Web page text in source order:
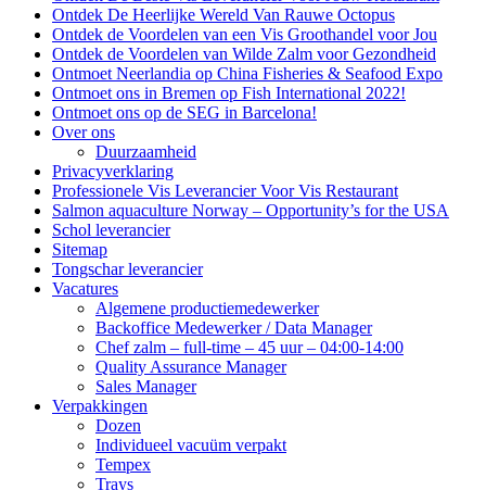
Ontdek De Heerlijke Wereld Van Rauwe Octopus
Ontdek de Voordelen van een Vis Groothandel voor Jou
Ontdek de Voordelen van Wilde Zalm voor Gezondheid
Ontmoet Neerlandia op China Fisheries & Seafood Expo
Ontmoet ons in Bremen op Fish International 2022!
Ontmoet ons op de SEG in Barcelona!
Over ons
Duurzaamheid
Privacyverklaring
Professionele Vis Leverancier Voor Vis Restaurant
Salmon aquaculture Norway – Opportunity’s for the USA
Schol leverancier
Sitemap
Tongschar leverancier
Vacatures
Algemene productiemedewerker
Backoffice Medewerker / Data Manager
Chef zalm – full-time – 45 uur – 04:00-14:00
Quality Assurance Manager
Sales Manager
Verpakkingen
Dozen
Individueel vacuüm verpakt
Tempex
Trays